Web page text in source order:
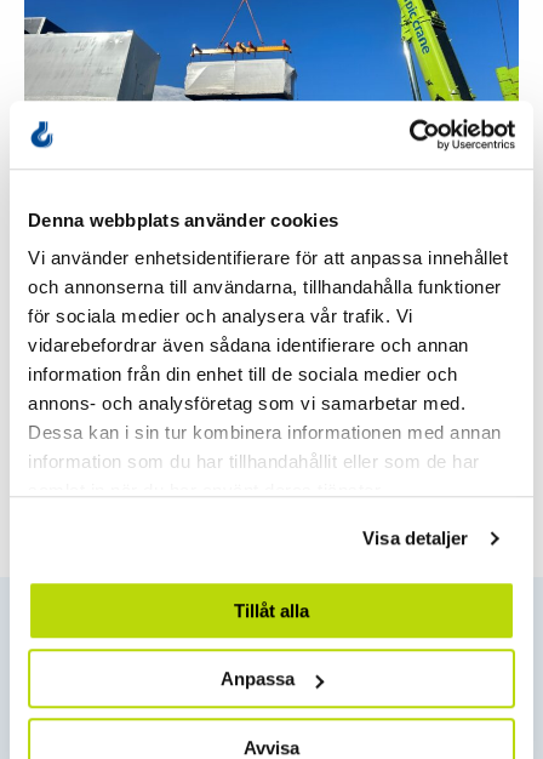
Denna webbplats använder cookies
Vi använder enhetsidentifierare för att anpassa innehållet
och annonserna till användarna, tillhandahålla funktioner
för sociala medier och analysera vår trafik. Vi
vidarebefordrar även sådana identifierare och annan
information från din enhet till de sociala medier och
annons- och analysföretag som vi samarbetar med.
Dessa kan i sin tur kombinera informationen med annan
information som du har tillhandahållit eller som de har
Visa detaljer
Tillåt alla
Anpassa
Avvisa
Kanske vill du också läsa detta..